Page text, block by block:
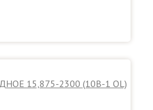
15,875-2300 (10В-1 OL)